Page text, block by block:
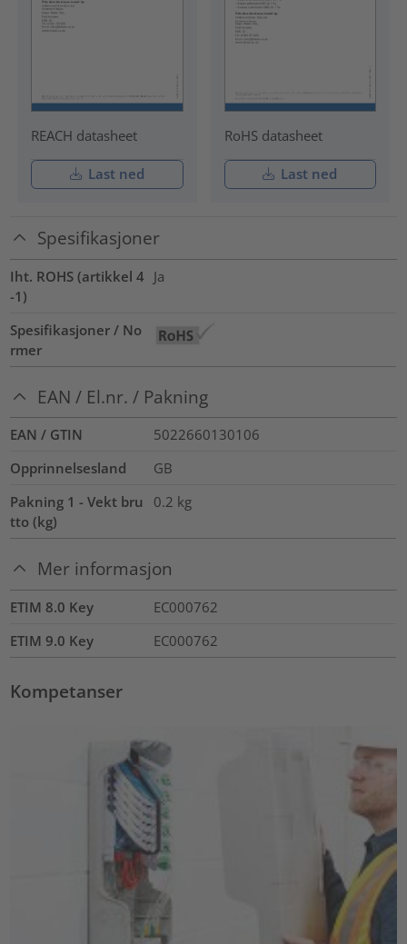
REACH datasheet
Last ned
RoHS datasheet
Last ned
Spesifikasjoner
Iht. ROHS (artikkel 4
-1)
Ja
Spesifikasjoner / No
rmer
EAN / El.nr. / Pakning
EAN / GTIN
5022660130106
Opprinnelsesland
GB
Pakning 1 - Vekt bru
tto (kg)
0.2 kg
Mer informasjon
ETIM 8.0 Key
EC000762
ETIM 9.0 Key
EC000762
Kompetanser